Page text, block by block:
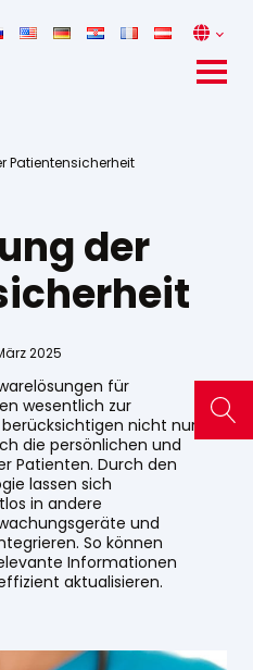
Patientensicherheit
der
2025
für
wesentlich zur
nicht nur
die persönlichen und
Patienten. Durch den
lassen sich
in andere
und
So können
Informationen
aktualisieren.